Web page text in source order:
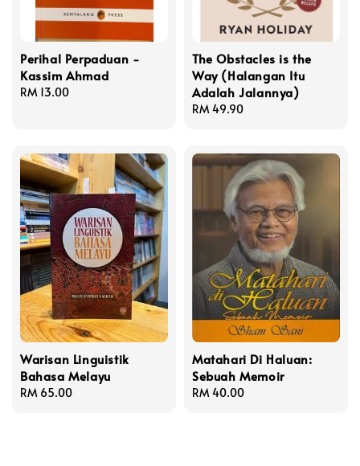
Perihal Perpaduan -
Kassim Ahmad
Regular
RM 13.00
The Obstacles is the
Way (Halangan Itu
Adalah Jalannya)
Regular
RM 49.90
Warisan Linguistik
Bahasa Melayu
Regular
RM 65.00
Matahari Di Haluan:
Sebuah Memoir
Regular
RM 40.00